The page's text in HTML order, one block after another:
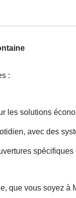
:
les solutions
avec des
que vous soyez à